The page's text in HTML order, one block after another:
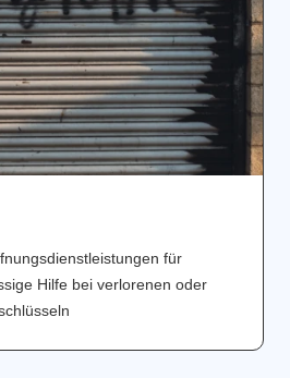
für
Hilfe bei verlorenen oder